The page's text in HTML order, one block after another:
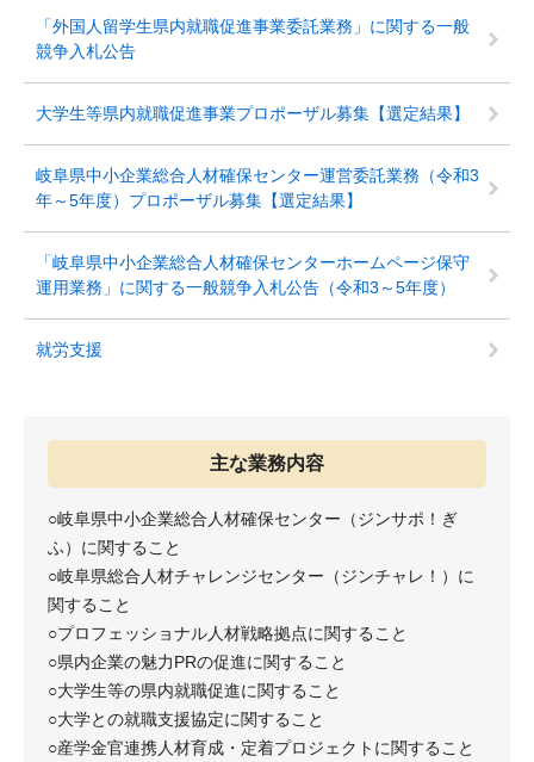
「外国人留学生県内就職促進事業委託業務」に関する一般
競争入札公告
大学生等県内就職促進事業プロポーザル募集【選定結果】
岐阜県中小企業総合人材確保センター運営委託業務（令和3
年～5年度）プロポーザル募集【選定結果】
「岐阜県中小企業総合人材確保センターホームページ保守
運用業務」に関する一般競争入札公告（令和3～5年度）
就労支援
主な業務内容
○岐阜県中小企業総合人材確保センター（ジンサポ！ぎ
ふ）に関すること
○岐阜県総合人材チャレンジセンター（ジンチャレ！）に
関すること
○プロフェッショナル人材戦略拠点に関すること
○県内企業の魅力PRの促進に関すること
○大学生等の県内就職促進に関すること
○大学との就職支援協定に関すること
○産学金官連携人材育成・定着プロジェクトに関すること